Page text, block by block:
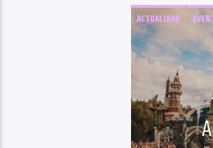
ACTUALIDAD